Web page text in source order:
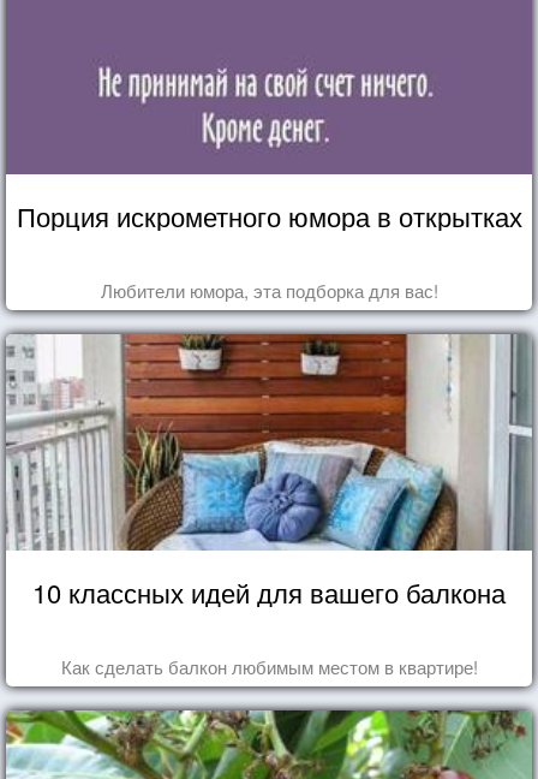
Порция искрометного юмора в открытках
Любители юмора, эта подборка для вас!
10 классных идей для вашего балкона
Как сделать балкон любимым местом в квартире!